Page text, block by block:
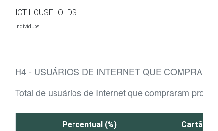
ICT HOUSEHOLDS
Indivíduos
H4 - USUÁRIOS DE INTERNET QUE
Total de usuários de Internet que compraram
Percentual (%)
Cartão de